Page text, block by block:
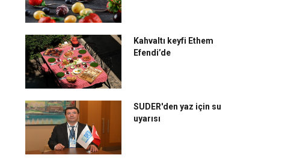
Kahvaltı keyfi Ethem
Efendi’de
SUDER'den yaz için su
uyarısı